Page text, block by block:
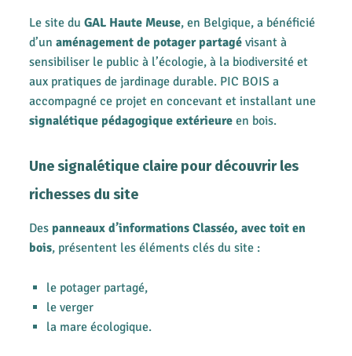
Le site du GAL Haute Meuse, en Belgique, a bénéficié
d’un aménagement de potager partagévisant à
sensibiliser le public à l’écologie, à la biodiversité et
aux pratiques de jardinage durable. PIC BOIS a
accompagné ce projet en concevant et installant une
signalétique pédagogique extérieureen bois.
Une signalétique claire pour découvrir les
richesses du site
Des panneaux d’informations Classéo, avec toit en
bois, présentent les éléments clés du site :
le potager partagé,
le verger
la mare écologique.